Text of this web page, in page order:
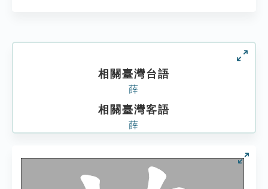
相關臺灣台語
薛
相關臺灣客語
薛